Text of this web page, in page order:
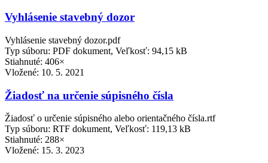
Vyhlásenie stavebný dozor
Vyhlásenie stavebný dozor.pdf
Typ súboru: PDF dokument, Veľkosť: 94,15 kB
Stiahnuté: 406×
Vložené: 10. 5. 2021
Žiadosť na určenie súpisného čísla
Žiadosť o určenie súpisného alebo orientačného čísla.rtf
Typ súboru: RTF dokument, Veľkosť: 119,13 kB
Stiahnuté: 288×
Vložené: 15. 3. 2023